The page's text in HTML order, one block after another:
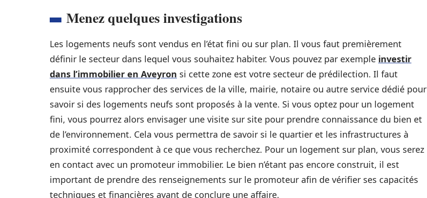
Menez quelques investigations
Les logements neufs sont vendus en l’état fini ou sur plan. Il vous faut premièrement
définir le secteur dans lequel vous souhaitez habiter. Vous pouvez par exemple investir
dans l’immobilier en Aveyron si cette zone est votre secteur de prédilection. Il faut
ensuite vous rapprocher des services de la ville, mairie, notaire ou autre service dédié pour
savoir si des logements neufs sont proposés à la vente. Si vous optez pour un logement
fini, vous pourrez alors envisager une visite sur site pour prendre connaissance du bien et
de l’environnement. Cela vous permettra de savoir si le quartier et les infrastructures à
proximité correspondent à ce que vous recherchez. Pour un logement sur plan, vous serez
en contact avec un promoteur immobilier. Le bien n’étant pas encore construit, il est
important de prendre des renseignements sur le promoteur afin de vérifier ses capacités
techniques et financières avant de conclure une affaire.